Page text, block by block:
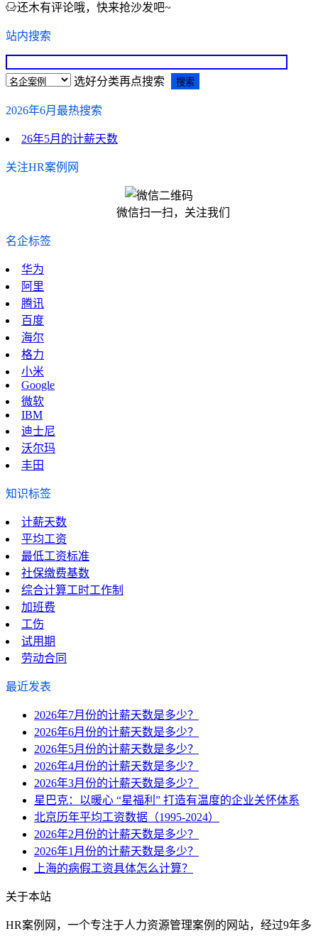
还木有评论哦，快来抢沙发吧~
站内搜索
选好分类再点搜索
2026年6月最热搜索
26年5月的计薪天数
关注HR案例网
微信扫一扫，关注我们
名企标签
华为
阿里
腾讯
百度
海尔
格力
小米
Google
微软
IBM
迪士尼
沃尔玛
丰田
知识标签
计薪天数
平均工资
最低工资标准
社保缴费基数
综合计算工时工作制
加班费
工伤
试用期
劳动合同
最近发表
2026年7月份的计薪天数是多少？
2026年6月份的计薪天数是多少？
2026年5月份的计薪天数是多少？
2026年4月份的计薪天数是多少？
2026年3月份的计薪天数是多少？
星巴克：以暖心 “星福利” 打造有温度的企业关怀体系
北京历年平均工资数据（1995-2024）
2026年2月份的计薪天数是多少？
2026年1月份的计薪天数是多少？
上海的病假工资具体怎么计算？
关于本站
HR案例网，一个专注于人力资源管理案例的网站，经过9年多